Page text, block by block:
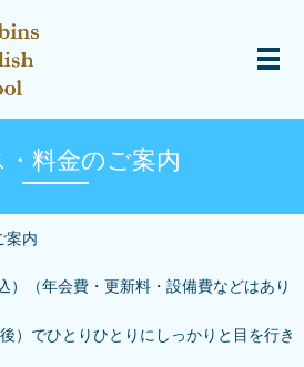
・料金のご案内
案内
）（年会費・更新料・設備費などはあり
）でひとりひとりにしっかりと目を行き